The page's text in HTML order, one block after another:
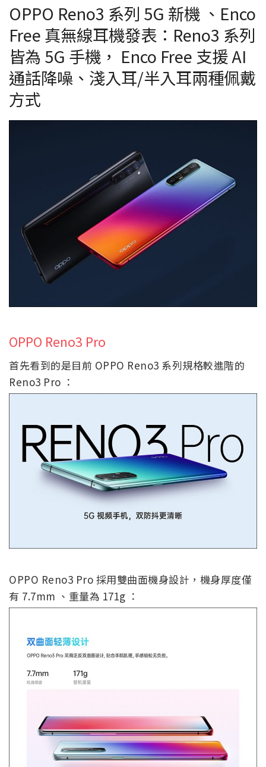
OPPO Reno3 系列 5G 新機 、Enco
Free 真無線耳機發表：Reno3 系列
皆為 5G 手機， Enco Free 支援 AI
通話降噪、淺入耳/半入耳兩種佩戴
方式
OPPO Reno3 Pro
首先看到的是目前 OPPO Reno3 系列規格較進階的
Reno3 Pro ：
OPPO Reno3 Pro 採用雙曲面機身設計，機身厚度僅
有 7.7mm 、重量為 171g ：